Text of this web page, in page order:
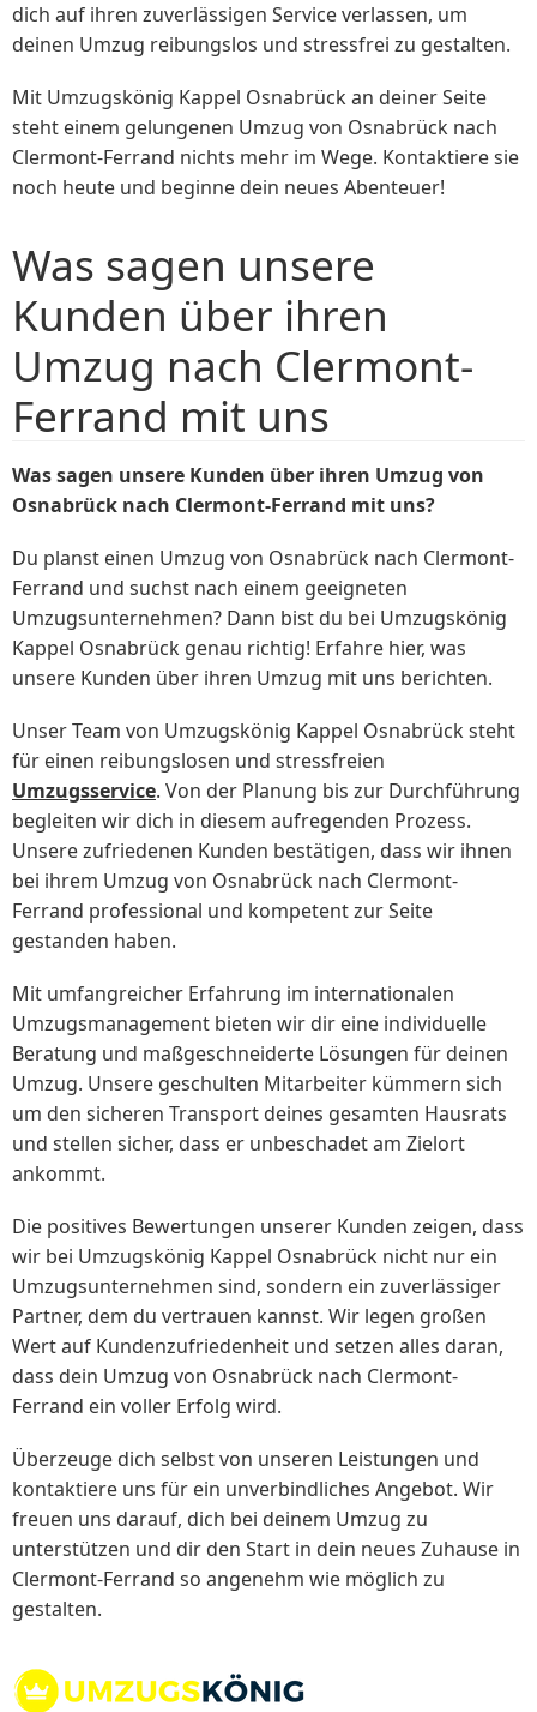
dich auf ihren zuverlässigen Service verlassen, um
deinen Umzug reibungslos und stressfrei zu gestalten.
Mit Umzugskönig Kappel Osnabrück an deiner Seite
steht einem gelungenen Umzug von Osnabrück nach
Clermont-Ferrand nichts mehr im Wege. Kontaktiere sie
noch heute und beginne dein neues Abenteuer!
Was sagen unsere
Kunden über ihren
Umzug nach Clermont-
Ferrand mit uns
Was sagen unsere Kunden über ihren Umzug von
Osnabrück nach Clermont-Ferrand mit uns?
Du planst einen Umzug von Osnabrück nach Clermont-
Ferrand und suchst nach einem geeigneten
Umzugsunternehmen? Dann bist du bei Umzugskönig
Kappel Osnabrück genau richtig! Erfahre hier, was
unsere Kunden über ihren Umzug mit uns berichten.
Unser Team von Umzugskönig Kappel Osnabrück steht
für einen reibungslosen und stressfreien
Umzugsservice. Von der Planung bis zur Durchführung
begleiten wir dich in diesem aufregenden Prozess.
Unsere zufriedenen Kunden bestätigen, dass wir ihnen
bei ihrem Umzug von Osnabrück nach Clermont-
Ferrand professional und kompetent zur Seite
gestanden haben.
Mit umfangreicher Erfahrung im internationalen
Umzugsmanagement bieten wir dir eine individuelle
Beratung und maßgeschneiderte Lösungen für deinen
Umzug. Unsere geschulten Mitarbeiter kümmern sich
um den sicheren Transport deines gesamten Hausrats
und stellen sicher, dass er unbeschadet am Zielort
ankommt.
Die positives Bewertungen unserer Kunden zeigen, dass
wir bei Umzugskönig Kappel Osnabrück nicht nur ein
Umzugsunternehmen sind, sondern ein zuverlässiger
Partner, dem du vertrauen kannst. Wir legen großen
Wert auf Kundenzufriedenheit und setzen alles daran,
dass dein Umzug von Osnabrück nach Clermont-
Ferrand ein voller Erfolg wird.
Überzeuge dich selbst von unseren Leistungen und
kontaktiere uns für ein unverbindliches Angebot. Wir
freuen uns darauf, dich bei deinem Umzug zu
unterstützen und dir den Start in dein neues Zuhause in
Clermont-Ferrand so angenehm wie möglich zu
gestalten.